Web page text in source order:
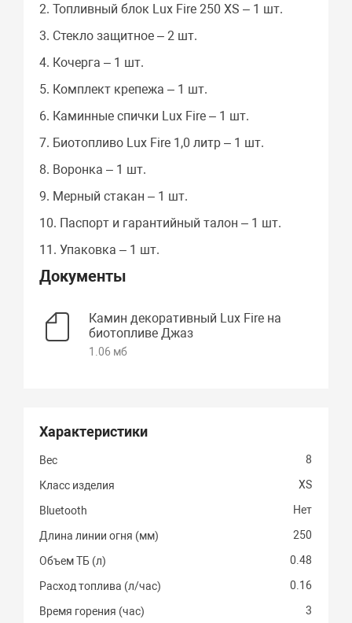
2. Топливный блок Lux Fire 250 XS – 1 шт.
3. Стекло защитное – 2 шт.
4. Кочерга – 1 шт.
5. Комплект крепежа – 1 шт.
6. Каминные спички Lux Fire – 1 шт.
7. Биотопливо Lux Fire 1,0 литр – 1 шт.
8. Воронка – 1 шт.
9. Мерный стакан – 1 шт.
10. Паспорт и гарантийный талон – 1 шт.
11. Упаковка – 1 шт.
Документы
Камин декоративный Lux Fire на
биотопливе Джаз
1.06 мб
Характеристики
Вес 8
Класс изделия XS
Bluetooth Нет
Длина линии огня (мм) 250
Объем ТБ (л) 0.48
Расход топлива (л/час) 0.16
Время горения (час) 3